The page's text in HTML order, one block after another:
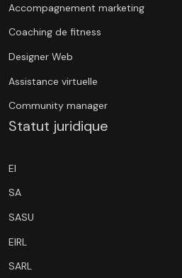
Accompagnement marketing
Coaching de fitness
Designer Web
Assistance virtuelle
Community manager
Statut juridique
EI
SA
SASU
EIRL
SARL